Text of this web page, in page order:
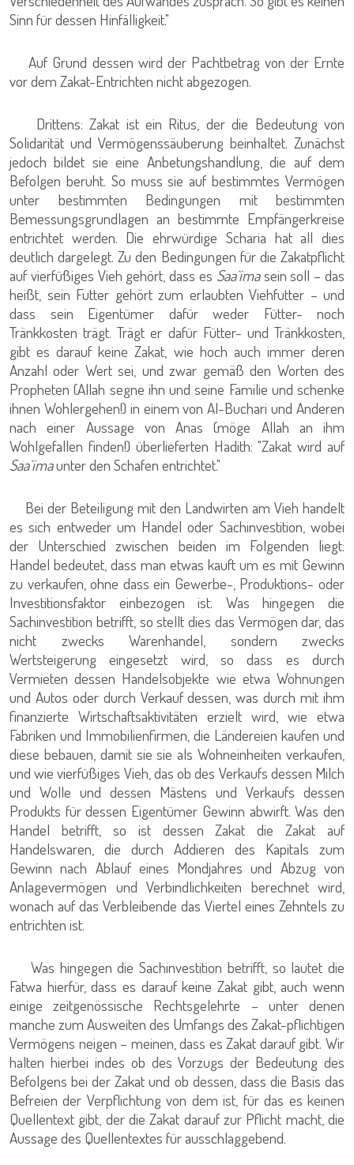
Sinn für dessen Hinfälligkeit."
Auf Grund dessen wird der Pachtbetrag von der Ernte
vor dem Zakat-Entrichten nicht abgezogen.
Drittens: Zakat ist ein Ritus, der die Bedeutung von
Solidarität und Vermögenssäuberung beinhaltet. Zunächst
jedoch bildet sie eine Anbetungshandlung, die auf dem
Befolgen beruht. So muss sie auf bestimmtes Vermögen
unter bestimmten Bedingungen mit bestimmten
Bemessungsgrundlagen an bestimmte Empfängerkreise
entrichtet werden. Die ehrwürdige Scharia hat all dies
deutlich dargelegt. Zu den Bedingungen für die Zakatpflicht
auf vierfüßiges Vieh gehört, dass es Saa`imasein soll – das
heißt, sein Futter gehört zum erlaubten Viehfutter – und
dass sein Eigentümer dafür weder Fütter- noch
Tränkkosten trägt. Trägt er dafür Fütter- und Tränkkosten,
gibt es darauf keine Zakat, wie hoch auch immer deren
Anzahl oder Wert sei, und zwar gemäß den Worten des
Propheten (Allah segne ihn und seine Familie und schenke
ihnen Wohlergehen!) in einem von Al-Buchari und Anderen
nach einer Aussage von Anas (möge Allah an ihm
Wohlgefallen finden!) überlieferten Hadith: "Zakat wird auf
Saa`imaunter den Schafen entrichtet."
Bei der Beteiligung mit den Landwirten am Vieh handelt
es sich entweder um Handel oder Sachinvestition, wobei
der Unterschied zwischen beiden im Folgenden liegt:
Handel bedeutet, dass man etwas kauft um es mit Gewinn
zu verkaufen, ohne dass ein Gewerbe-, Produktions- oder
Investitionsfaktor einbezogen ist. Was hingegen die
Sachinvestition betrifft, so stellt dies das Vermögen dar, das
nicht zwecks Warenhandel, sondern zwecks
Wertsteigerung eingesetzt wird, so dass es durch
Vermieten dessen Handelsobjekte wie etwa Wohnungen
und Autos oder durch Verkauf dessen, was durch mit ihm
finanzierte Wirtschaftsaktivitäten erzielt wird, wie etwa
Fabriken und Immobilienfirmen, die Ländereien kaufen und
diese bebauen, damit sie sie als Wohneinheiten verkaufen,
und wie vierfüßiges Vieh, das ob des Verkaufs dessen Milch
und Wolle und dessen Mästens und Verkaufs dessen
Produkts für dessen Eigentümer Gewinn abwirft. Was den
Handel betrifft, so ist dessen Zakat die Zakat auf
Handelswaren, die durch Addieren des Kapitals zum
Gewinn nach Ablauf eines Mondjahres und Abzug von
Anlagevermögen und Verbindlichkeiten berechnet wird,
wonach auf das Verbleibende das Viertel eines Zehntels zu
entrichten ist.
Was hingegen die Sachinvestition betrifft, so lautet die
Fatwa hierfür, dass es darauf keine Zakat gibt, auch wenn
einige zeitgenössische Rechtsgelehrte – unter denen
manche zum Ausweiten des Umfangs des Zakat-pflichtigen
Vermögens neigen – meinen, dass es Zakat darauf gibt. Wir
halten hierbei indes ob des Vorzugs der Bedeutung des
Befolgens bei der Zakat und ob dessen, dass die Basis das
Befreien der Verpflichtung von dem ist, für das es keinen
Quellentext gibt, der die Zakat darauf zur Pflicht macht, die
Aussage des Quellentextes für ausschlaggebend.